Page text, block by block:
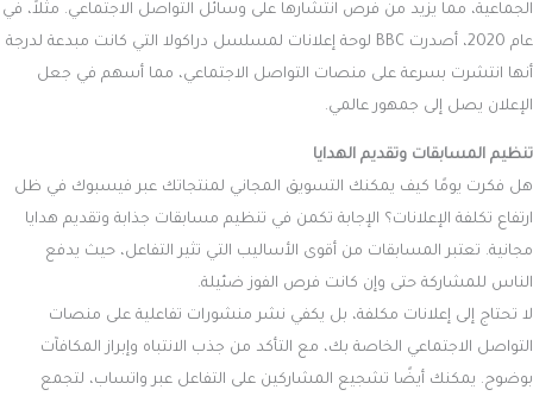
الجماعية، مما يزيد من فرص انتشارها على وسائل التواصل الاجتماعي. مثلاً، في
عام 2020، أصدرت BBC لوحة إعلانات لمسلسل دراكولا التي كانت مبدعة لدرجة
أنها انتشرت بسرعة على منصات التواصل الاجتماعي، مما أسهم في جعل
الإعلان يصل إلى جمهور عالمي.
تنظيم المسابقات وتقديم الهدايا
هل فكرت يومًا كيف يمكنك التسويق المجاني لمنتجاتك عبر فيسبوك في ظل
ارتفاع تكلفة الإعلانات؟ الإجابة تكمن في تنظيم مسابقات جذابة وتقديم هدايا
مجانية. تعتبر المسابقات من أقوى الأساليب التي تثير التفاعل، حيث يدفع
الناس للمشاركة حتى وإن كانت فرص الفوز ضئيلة.
لا تحتاج إلى إعلانات مكلفة، بل يكفي نشر منشورات تفاعلية على منصات
التواصل الاجتماعي الخاصة بك، مع التأكد من جذب الانتباه وإبراز المكافآت
بوضوح. يمكنك أيضًا تشجيع المشاركين على التفاعل عبر واتساب، لتجمع